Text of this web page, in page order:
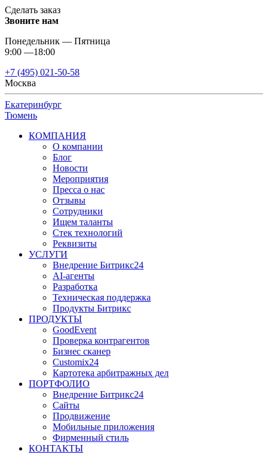
Сделать заказ
Звоните нам
Понедельник — Пятница
9:00 —18:00
+7 (495) 021-50-58
Москва
Екатеринбург
Тюмень
КОМПАНИЯ
О компании
Блог
Новости
Мероприятия
Пресса о нас
Отзывы
Сотрудники
Ищем таланты
Стек технологий
Реквизиты
УСЛУГИ
Внедрение Битрикс24
AI-агенты
Разработка
Техническая поддержка
Продукты Битрикс
ПРОДУКТЫ
GoodEvent
Проверка контрагентов
Бизнес сканер
Customix24
Картотека арбитражных дел
ПОРТФОЛИО
Внедрение Битрикс24
Сайты
Продвижение
Мобильные приложения
Фирменный стиль
КОНТАКТЫ